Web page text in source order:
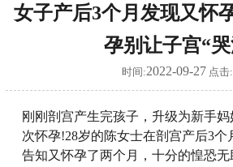
女子产后3个月发现又怀
孕别让子宫“
时间:2022-09-27点击:
刚刚剖宫产生完孩子，升级为新手
次怀孕!28岁的陈女士在剖宫产后3个
告知又怀孕了两个月，十分的惶恐